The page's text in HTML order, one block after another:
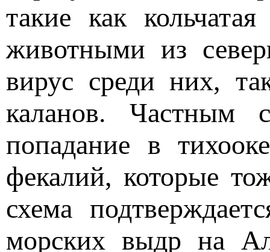
такие как
животными из
вирус среди них,
каланов. Частным
попадание в
фекалий, которые
схема
морских выдр на